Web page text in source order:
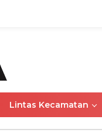
Lintas Kecamatan